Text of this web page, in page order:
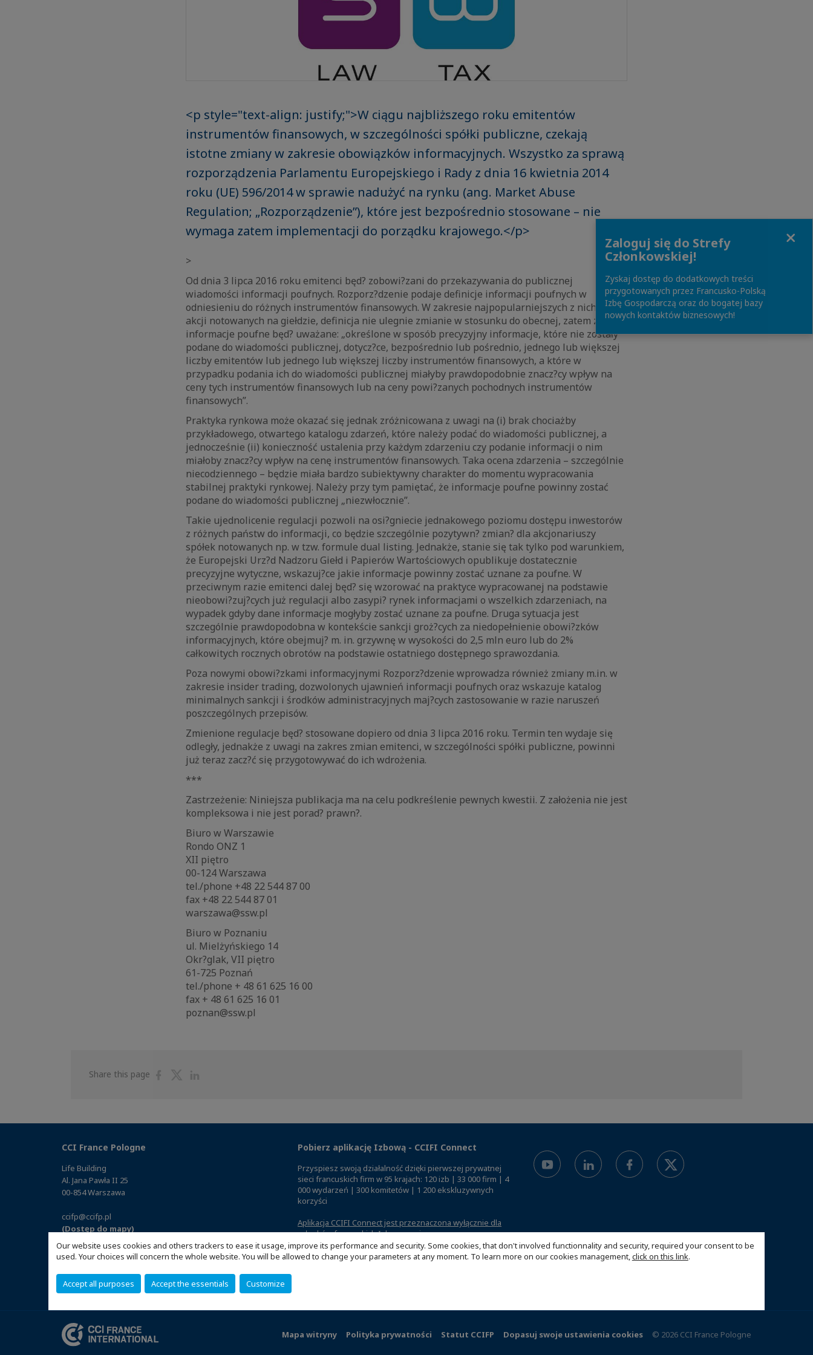
Our website uses cookies and others trackers to ease it usage, improve its performance and security. Some cookies, that don't involved functionnality and security, required your consent to be
used. Your choices will concern the whole website. You will be allowed to change your parameters at any moment. To learn more on our cookies management,click on this link.
Accept all purposes Accept the essentials Customize
<p style="text-align: justify;">W ciągu najbliższego roku emitentów
instrumentów finansowych, w szczególności spółki publiczne, czekają
istotne zmiany w zakresie obowiązków informacyjnych. Wszystko za sprawą
rozporządzenia Parlamentu Europejskiego i Rady z dnia 16 kwietnia 2014
roku (UE) 596/2014 w sprawie nadużyć na rynku (ang. Market Abuse
Regulation; „Rozporządzenie”), które jest bezpośrednio stosowane – nie
wymaga zatem implementacji do porządku krajowego.</p>
>
Od dnia 3 lipca 2016 roku emitenci będ? zobowi?zani do przekazywania do publicznej
wiadomości informacji poufnych. Rozporz?dzenie podaje definicje informacji poufnych w
odniesieniu do różnych instrumentów finansowych. W zakresie najpopularniejszych z nich – tzn.
akcji notowanych na giełdzie, definicja nie ulegnie zmianie w stosunku do obecnej, zatem za
informacje poufne będ? uważane: „określone w sposób precyzyjny informacje, które nie zostały
podane do wiadomości publicznej, dotycz?ce, bezpośrednio lub pośrednio, jednego lub większej
liczby emitentów lub jednego lub większej liczby instrumentów finansowych, a które w
przypadku podania ich do wiadomości publicznej miałyby prawdopodobnie znacz?cy wpływ na
ceny tych instrumentów finansowych lub na ceny powi?zanych pochodnych instrumentów
finansowych”.
Praktyka rynkowa może okazać się jednak zróżnicowana z uwagi na (i) brak chociażby
przykładowego, otwartego katalogu zdarzeń, które należy podać do wiadomości publicznej, a
jednocześnie (ii) konieczność ustalenia przy każdym zdarzeniu czy podanie informacji o nim
miałoby znacz?cy wpływ na cenę instrumentów finansowych. Taka ocena zdarzenia – szczególnie
niecodziennego – będzie miała bardzo subiektywny charakter do momentu wypracowania
stabilnej praktyki rynkowej. Należy przy tym pamiętać, że informacje poufne powinny zostać
podane do wiadomości publicznej „niezwłocznie”.
Takie ujednolicenie regulacji pozwoli na osi?gniecie jednakowego poziomu dostępu inwestorów
z różnych państw do informacji, co będzie szczególnie pozytywn? zmian? dla akcjonariuszy
spółek notowanych np. w tzw. formule dual listing. Jednakże, stanie się tak tylko pod warunkiem,
że Europejski Urz?d Nadzoru Giełd i Papierów Wartościowych opublikuje dostatecznie
precyzyjne wytyczne, wskazuj?ce jakie informacje powinny zostać uznane za poufne. W
przeciwnym razie emitenci dalej będ? się wzorować na praktyce wypracowanej na podstawie
nieobowi?zuj?cych już regulacji albo zasypi? rynek informacjami o wszelkich zdarzeniach, na
wypadek gdyby dane informacje mogłyby zostać uznane za poufne. Druga sytuacja jest
szczególnie prawdopodobna w kontekście sankcji groż?cych za niedopełnienie obowi?zków
informacyjnych, które obejmuj? m. in. grzywnę w wysokości do 2,5 mln euro lub do 2%
całkowitych rocznych obrotów na podstawie ostatniego dostępnego sprawozdania.
Poza nowymi obowi?zkami informacyjnymi Rozporz?dzenie wprowadza również zmiany m.in. w
zakresie insider trading, dozwolonych ujawnień informacji poufnych oraz wskazuje katalog
minimalnych sankcji i środków administracyjnych maj?cych zastosowanie w razie naruszeń
poszczególnych przepisów.
Zmienione regulacje będ? stosowane dopiero od dnia 3 lipca 2016 roku. Termin ten wydaje się
odległy, jednakże z uwagi na zakres zmian emitenci, w szczególności spółki publiczne, powinni
już teraz zacz?ć się przygotowywać do ich wdrożenia.
***
Zastrzeżenie: Niniejsza publikacja ma na celu podkreślenie pewnych kwestii. Z założenia nie jest
kompleksowa i nie jest porad? prawn?.
Biuro w Warszawie
Rondo ONZ 1
XII piętro
00-124 Warszawa
tel./phone +48 22 544 87 00
fax +48 22 544 87 01
warszawa@ssw.pl
Biuro w Poznaniu
ul. Mielżyńskiego 14
Okr?glak, VII piętro
61-725 Poznań
tel./phone + 48 61 625 16 00
fax + 48 61 625 16 01
poznan@ssw.pl
Share this page
ShareShare
CCI France Pologne
Life Building
Al. Jana Pawła II 25
00-854 Warszawa
ccifp@ccifp.pl
(Dostęp do mapy)
Pobierz aplikację Izbową - CCIFI Connect
Przyspiesz swoją działalność dzięki pierwszej prywatnej
sieci francuskich firm w 95 krajach: 120 izb | 33 000 firm | 4
000 wydarzeń | 300 komitetów | 1 200 ekskluzywnych
korzyści
Aplikacja CCIFI Connect jest przeznaczona wyłącznie dla
członków francuskich Izb za granicą.
Mapa witryny Polityka prywatności Statut CCIFP Dopasuj swoje ustawienia cookies © 2026 CCI France Pologne
Zaloguj się do Strefy
Członkowskiej!
Zyskaj dostęp do dodatkowych treści
przygotowanych przez Francusko-Polską
Izbę Gospodarczą oraz do bogatej bazy
nowych kontaktów biznesowych!